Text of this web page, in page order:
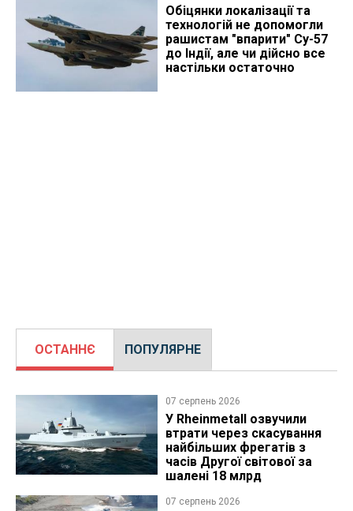
Обіцянки локалізації та
технологій не допомогли
рашистам "впарити" Су-57
до Індії, але чи дійсно все
настільки остаточно
ОСТАННЄ ПОПУЛЯРНЕ
07 серпень 2026
У Rheinmetall озвучили
втрати через скасування
найбільших фрегатів з
часів Другої світової за
шалені 18 млрд
07 серпень 2026